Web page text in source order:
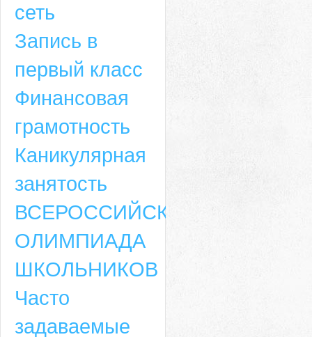
сеть
Запись в
первый класс
Финансовая
грамотность
Каникулярная
занятость
ВСЕРОССИЙСКАЯ
ОЛИМПИАДА
ШКОЛЬНИКОВ
Часто
задаваемые